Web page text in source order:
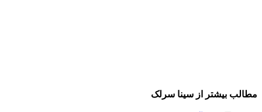
مطالب بیشتر از سینا سرلک